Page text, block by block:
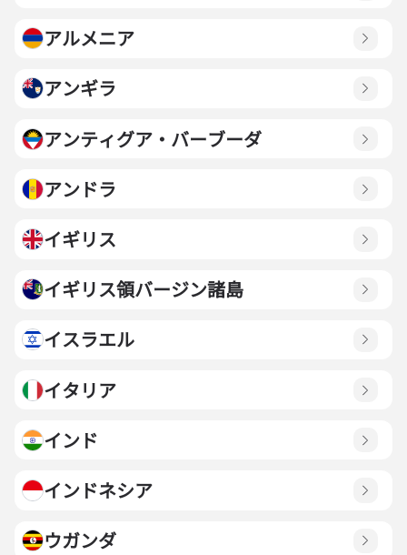
アルメニア
アンギラ
アンティグア・バーブーダ
アンドラ
イギリス
イギリス領バージン諸島
イスラエル
イタリア
インド
インドネシア
ウガンダ